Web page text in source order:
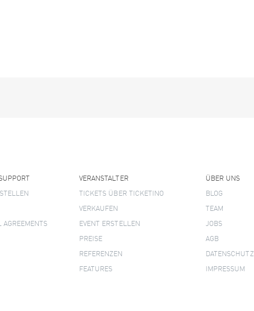
AGREEMENTS
VERANSTALTER
TICKETS ÜBER TICKETINO
VERKAUFEN
EVENT ERSTELLEN
PREISE
REFERENZEN
FEATURES
ÜBER UNS
BLOG
TEAM
JOBS
AGB
DATENSCHUTZ
IMPRESSUM